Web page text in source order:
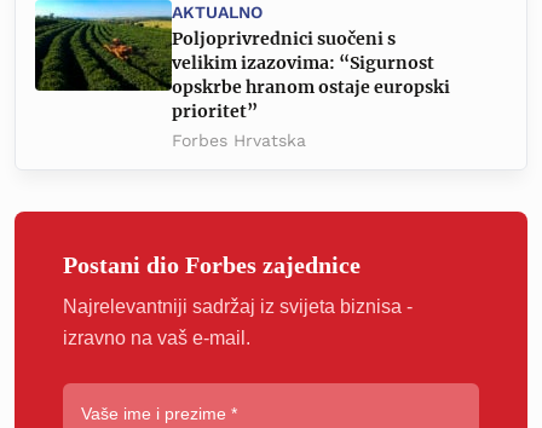
AKTUALNO
Poljoprivrednici suočeni s
velikim izazovima: “Sigurnost
opskrbe hranom ostaje europski
prioritet”
Forbes Hrvatska
Postani dio Forbes zajednice
Najrelevantniji sadržaj iz svijeta biznisa -
izravno na vaš e-mail.